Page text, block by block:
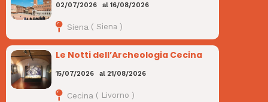
02/07/2026 al16/08/2026
Siena ( Siena )
Le Notti dell’Archeologia Cecina
15/07/2026 al 21/08/2026
Cecina ( Livorno )